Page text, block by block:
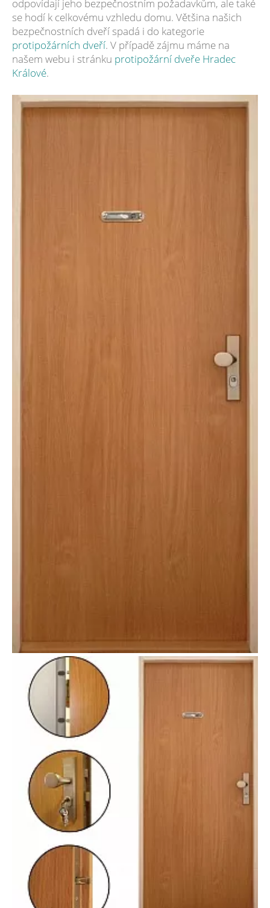
odpovídají jeho bezpečnostním požadavkům, ale také
se hodí k celkovému vzhledu domu. Většina našich
bezpečnostních dveří spadá i do kategorie
protipožárních dveří. V případě zájmu máme na
našem webu i stránku protipožární dveře Hradec
Králové.